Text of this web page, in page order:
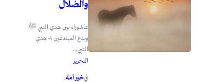
والضلال
عاشوراء بين هدي النبي ﷺ
وبدع المبتدعين ١- هدي
النبي...
التحرير
فيخير أمة.